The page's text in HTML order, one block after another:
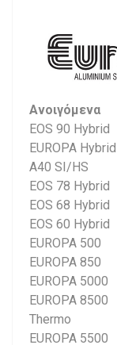
Ανοιγόμενα
EOS 90 Hybrid
EUROPA Hybrid
A40 SI/HS
EOS 78 Hybrid
EOS 68 Hybrid
EOS 60 Hybrid
EUROPA 500
EUROPA 850
EUROPA 5000
EUROPA 8500
Thermo
EUROPA 5500